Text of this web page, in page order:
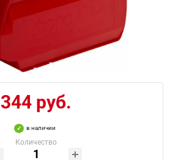
344 руб.
в наличии
Количество